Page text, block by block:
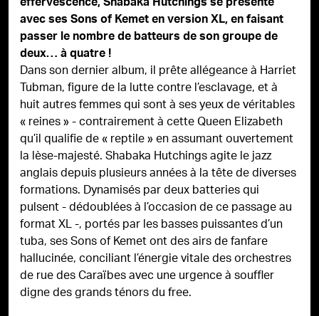
avec ses Sons of Kemet en version XL, en faisant
passer le nombre de batteurs de son groupe de
deux… à quatre !
Dans son dernier album, il prête allégeance à Harriet
Tubman, figure de la lutte contre l’esclavage, et à
huit autres femmes qui sont à ses yeux de véritables
« reines » - contrairement à cette Queen Elizabeth
qu’il qualifie de « reptile » en assumant ouvertement
la lèse-majesté. Shabaka Hutchings agite le jazz
anglais depuis plusieurs années à la tête de diverses
formations. Dynamisés par deux batteries qui
pulsent - dédoublées à l’occasion de ce passage au
format XL -, portés par les basses puissantes d’un
tuba, ses Sons of Kemet ont des airs de fanfare
hallucinée, conciliant l’énergie vitale des orchestres
de rue des Caraïbes avec une urgence à souffler
digne des grands ténors du free.